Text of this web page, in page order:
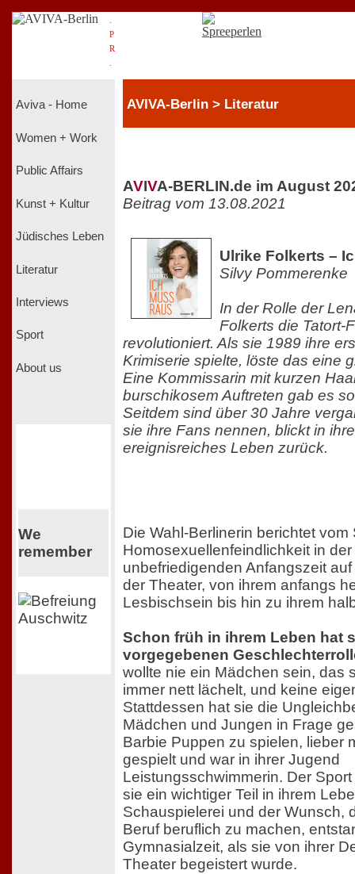
P
R
Aviva - Home
Women + Work
Public Affairs
Kunst + Kultur
Jüdisches Leben
Literatur
Interviews
Sport
About us
We
remember
AVIVA-Berlin > Literatur
AVIVA-BERLIN.de im August
Beitrag vom 13.08.2021
Ulrike Folkerts –
Silvy Pommerenke
In der Rolle der
Folkerts die Tatort-
revolutioniert. Als sie 1989 ihre
Krimiserie spielte, löste das eine
Eine Kommissarin mit kurzen
burschikosem Auftreten gab es
Seitdem sind über 30 Jahre
sie ihre Fans nennen, blickt in
ereignisreiches Leben zurück.
Die Wahl-Berlinerin berichtet
Homosexuellenfeindlichkeit in
unbefriedigenden Anfangszeit
der Theater, von ihrem anfangs
Lesbischsein bis hin zu ihrem
Schon früh in ihrem Leben hat
vorgegebenen
wollte nie ein Mädchen sein, das
immer nett lächelt, und keine
Stattdessen hat sie die
Mädchen und Jungen in Frage
Barbie Puppen zu spielen, lieber
gespielt und war in ihrer Jugend
Leistungsschwimmerin. Der
sie ein wichtiger Teil in ihrem
Schauspielerei und der Wunsch,
Beruf beruflich zu machen,
Gymnasialzeit, als sie von ihrer
Theater begeistert wurde.